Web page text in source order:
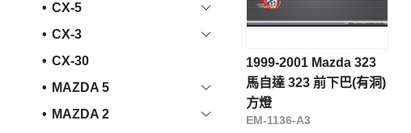
CX-5
CX-3
CX-30
MAZDA 5
MAZDA 2
1999-2001 Mazda 323
馬自達 323 前下巴(有洞)
方燈
EM-1136-A3